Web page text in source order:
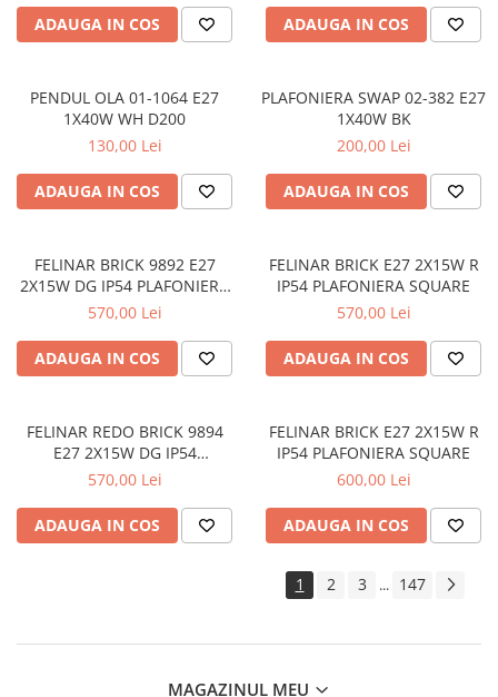
ADAUGA IN COS ADAUGA IN COS
PENDUL OLA 01-1064 E27
1X40W WH D200
130,00 Lei
ADAUGA IN COS
PLAFONIERA SWAP 02-382 E27
1X40W BK
200,00 Lei
ADAUGA IN COS
FELINAR BRICK 9892 E27
2X15W DG IP54 PLAFONIERA
SQUARE
570,00 Lei
ADAUGA IN COS
FELINAR BRICK E27 2X15W R
IP54 PLAFONIERA SQUARE
570,00 Lei
ADAUGA IN COS
FELINAR REDO BRICK 9894
E27 2X15W DG IP54
PLAFONIERA SQUARE
570,00 Lei
ADAUGA IN COS
FELINAR BRICK E27 2X15W R
IP54 PLAFONIERA SQUARE
600,00 Lei
ADAUGA IN COS
1 2 3 ... 147
MAGAZINUL MEU